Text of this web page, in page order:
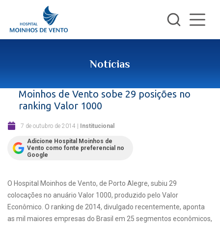
Notícias
Moinhos de Vento sobe 29 posições no
ranking Valor 1000
7 de outubro de 2014 | Institucional
Adicione Hospital Moinhos de
Vento como fonte preferencial no
Google
O Hospital Moinhos de Vento, de Porto Alegre, subiu 29
colocações no anuário Valor 1000, produzido pelo Valor
Econômico. O ranking de 2014, divulgado recentemente, aponta
as mil maiores empresas do Brasil em 25 segmentos econômicos,